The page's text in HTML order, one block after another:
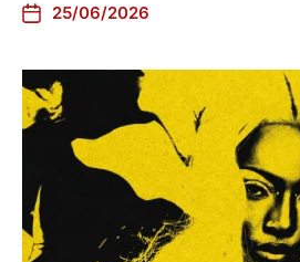
25/06/2026